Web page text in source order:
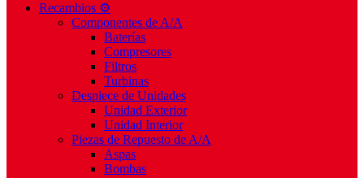
Recambios ⚙️
Componentes de A/A
Baterías
Compresores
Filtros
Turbinas
Despiece de Unidades
Unidad Exterior
Unidad Interior
Piezas de Repuesto de A/A
Aspas
Bombas